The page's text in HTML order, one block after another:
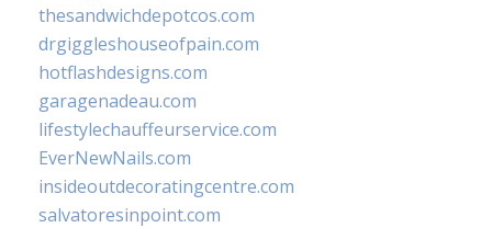
thesandwichdepotcos.com
drgiggleshouseofpain.com
hotflashdesigns.com
garagenadeau.com
lifestylechauffeurservice.com
EverNewNails.com
insideoutdecoratingcentre.com
salvatoresinpoint.com